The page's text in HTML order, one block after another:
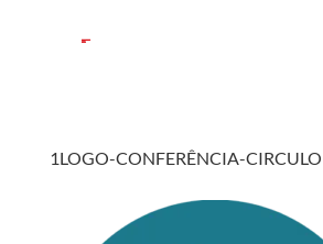
1LOGO-CONFERÊNCIA-CIRCULO